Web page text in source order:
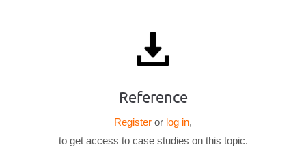
Reference
Register or log in,
to get access to case studies on this topic.